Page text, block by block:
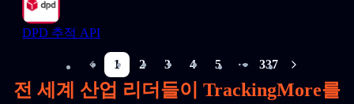
DPD 추적 API
1 2 3 4 5
More pages
337
전 세계 산업 리더들이 TrackingMore를